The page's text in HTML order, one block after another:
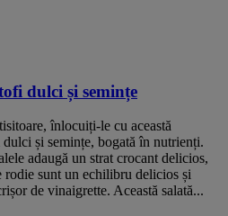
dulci și semințe
înlocuiți-le cu această
și semințe, bogată în nutrienți.
adaugă un strat crocant delicios,
rodie sunt un echilibru delicios și
de vinaigrette. Această salată...